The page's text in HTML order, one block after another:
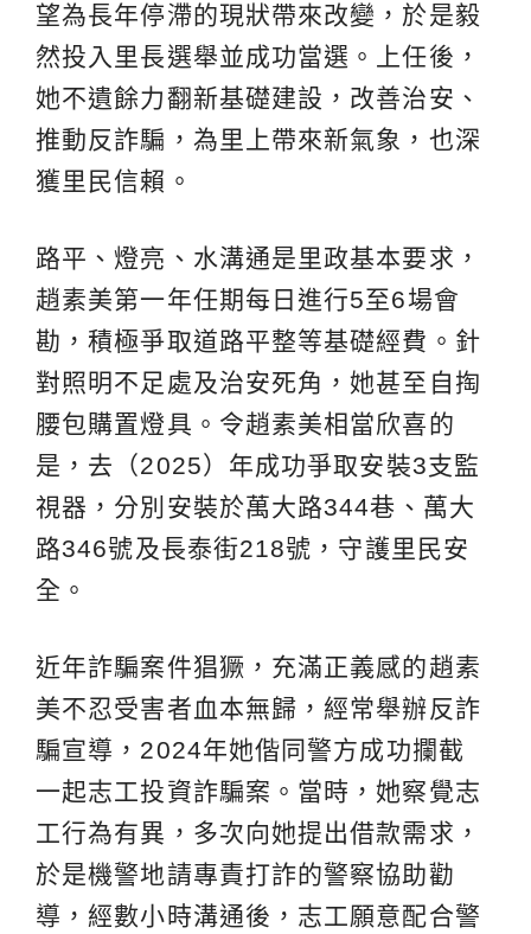
望為長年停滯的現狀帶來改變，於是毅
然投入里長選舉並成功當選。上任後，
她不遺餘力翻新基礎建設，改善治安、
推動反詐騙，為里上帶來新氣象，也深
獲里民信賴。
路平、燈亮、水溝通是里政基本要求，
趙素美第一年任期每日進行5至6場會
勘，積極爭取道路平整等基礎經費。針
對照明不足處及治安死角，她甚至自掏
腰包購置燈具。令趙素美相當欣喜的
是，去（2025）年成功爭取安裝3支監
視器，分別安裝於萬大路344巷、萬大
路346號及長泰街218號，守護里民安
全。
近年詐騙案件猖獗，充滿正義感的趙素
美不忍受害者血本無歸，經常舉辦反詐
騙宣導，2024年她偕同警方成功攔截
一起志工投資詐騙案。當時，她察覺志
工行為有異，多次向她提出借款需求，
於是機警地請專責打詐的警察協助勸
導，經數小時溝通後，志工願意配合警